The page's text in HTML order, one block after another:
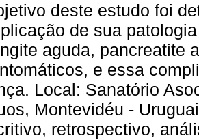
deste estudo foi
de sua
aguda, pancreatite
e essa
Local: Sanatório
Montevidéu -
retrospectivo,